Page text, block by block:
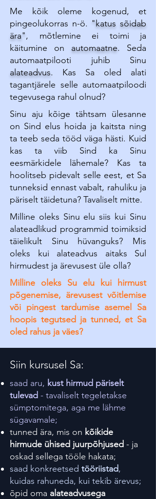
Me kõik oleme kogenud, et
pingeolukorras n-ö. "katus sõidab
ära", mõtlemine ei toimi ja
käitumine on automaatne. Seda
automaatpilooti juhib Sinu
alateadvus. Kas Sa oled alati
tagantjärele selle automaatpiloodi
tegevusega rahul olnud?
Sinu aju kõige tähtsam ülesanne
on Sind elus hoida ja kaitsta ning
ta teeb seda tööd väga hästi. Kuid
kas ta viib Sind ka Sinu
eesmärkidele lähemale? Kas ta
hoolitseb pidevalt selle eest, et Sa
tunneksid ennast vabalt, rahuliku ja
päriselt täidetuna? Tavaliselt mitte.
Milline oleks Sinu elu siis kui Sinu
alateadlikud programmid toimiksid
täielikult Sinu hüvanguks? Mis
oleks kui alateadvus aitaks Sul
hirmudest ja ärevusest üle olla?
Milline oleks Su elu kui hirmust
põgenemise, ärevusest võitlemise
või pingest tardumise asemel Sa
hoopis tegutsed ja tunned, et Sa
oled rahus ja väes?
Siin kursusel Sa:
saad aru, kust hirmud päriselt
tulevad - tavaliselt tegeletakse
sümptomitega, aga me lähme
sügavamale;
tunned ära, mis on kõikide
hirmude ühised juurpõhjused - ja
oskad sellega tööle hakata;
saad konkreetsed tööriistad,
kuidas rahuneda, kui tekib ärevus;
õpid oma alateadvusega